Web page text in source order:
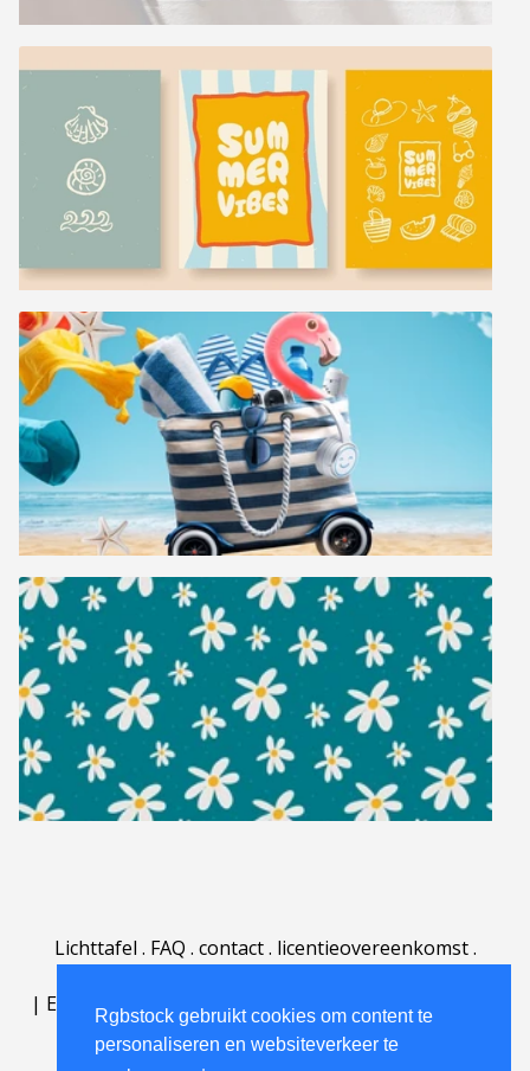
Rgbstock gebruikt cookies om content te
personaliseren en websiteverkeer te
Lichttafel . FAQ . contact. licentieovereenkomst.
| English | Deutsch Español | Português
Nederlands|